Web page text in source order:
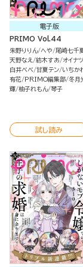
電子版
PRIMO Vol.44
朱野りりん へや 尾崎七千
天野なえ
紡木すあ オイナツ
白井べべ 甘夏テン いちか
有花
PRIMO編集部 冬月
輝 柚子れもん 琴子
試し読み